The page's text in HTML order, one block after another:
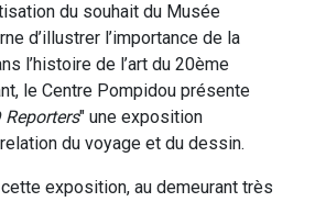
du souhait du Musée
d’illustrer l’importance de la
l’histoire de l’art du 20ème
le Centre Pompidou présente
Reporters" une exposition
du voyage et du dessin.
exposition, au demeurant très